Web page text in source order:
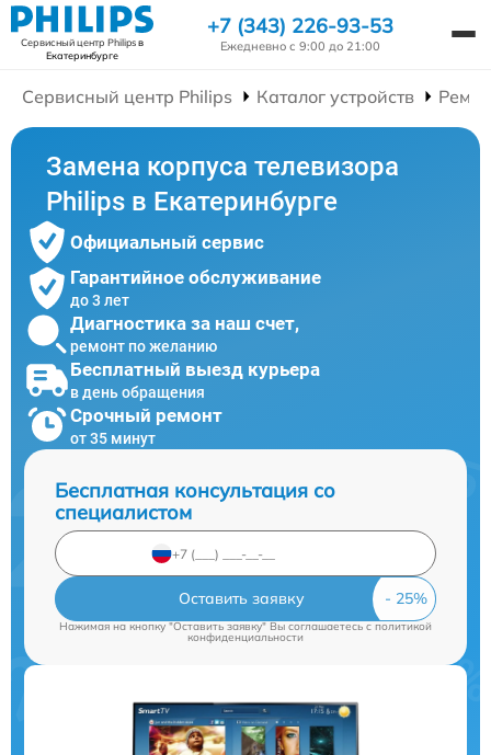
Сервисный центр Philipsв
Екатеринбурге
+7 (343) 226-93-53
Ежедневно с 9:00 до 21:00
Сервисный центр Philips Каталог устройств
Замена корпуса телевизора
Philips в Екатеринбурге
Официальный сервис
Гарантийное обслуживание
до 3 лет
Диагностика за наш счет,
ремонт по желанию
Бесплатный выезд курьера
в день обращения
Срочный ремонт
от 35 минут
Бесплатная консультация со
специалистом
Оставить заявку
Нажимая на кнопку "Оставить заявку" Вы соглашаетесь c политикой
конфиденциальности